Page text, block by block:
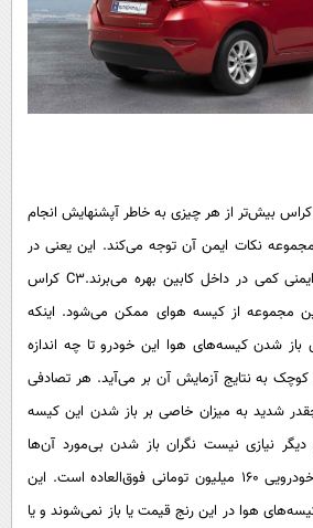
کراس بیش‌تر از هر چیزی به خاطر آپشن‎هایش انجام
نکات ایمن آن توجه می‌کند. این یعنی در
حالی که اکثر برلیانس‎ها از ایمنی کمی در داخل کابین بهره می‌برند.C3 کراس
مجموعه از کیسه هوای ممکن می‌شود. اینکه
باز شدن کیسه‌های هوا این خودرو تا چه اندازه
کوچک به نتایج آزمایش آن بر می‌آید. هر تصادفی
شدید به میزان خاصی بر باز شدن این کیسه
دیگر نیازی نیست نگران باز شدن بی‌مورد آن‌ها
شویم. این مورد هم برای خودرویی 160 میلیون تومانی فوق‌العاده است. این
هوا در این رنج قیمت یا باز نمی‌شوند و یا